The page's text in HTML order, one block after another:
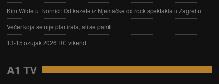
Kim Wilde u Tvornici: Od kazete iz Njemačke do rock spektakla u Zagrebu
Večer koja se nije planirala, ali se pamti
13-15 ožujak 2026 RC vikend
A1 TV